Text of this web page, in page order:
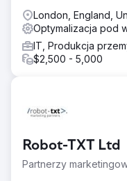
London, England,
Optymalizacja pod
IT, Produkcja
$2,500 - 5,000
Robot-TXT Ltd
Partnerzy